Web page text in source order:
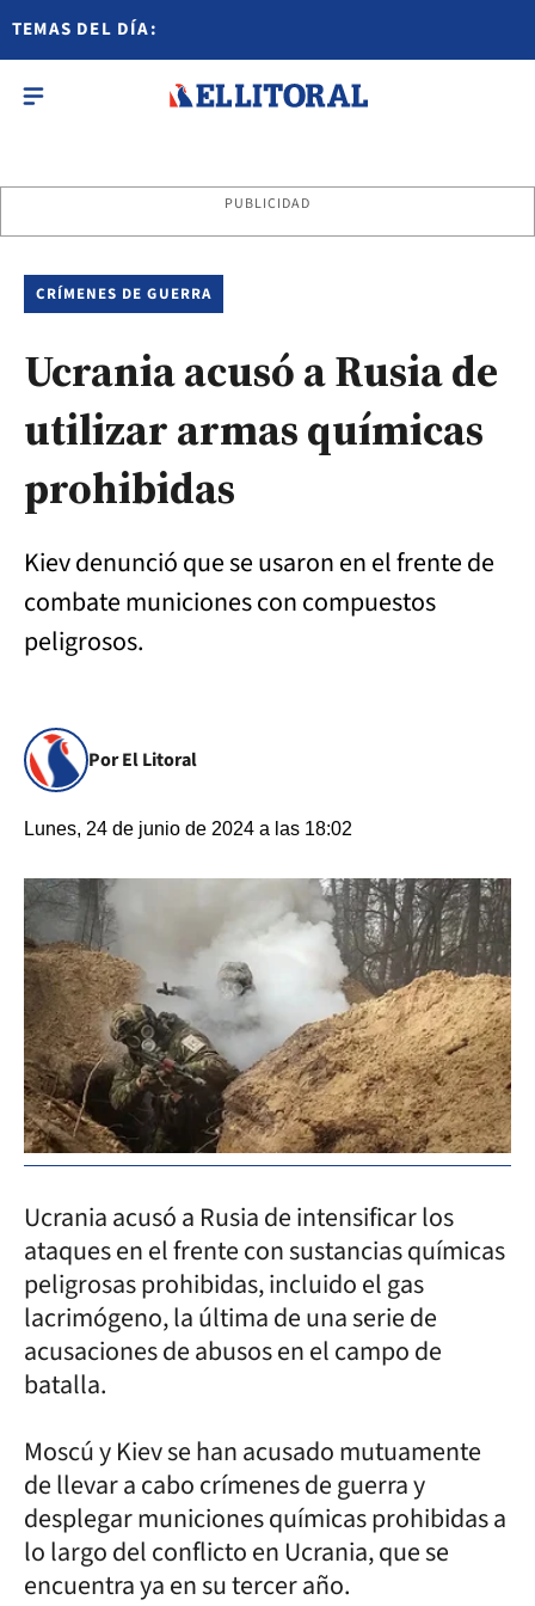
TEMAS DEL DÍA:
PUBLICIDAD
CRÍMENES DE GUERRA
Ucrania acusó a Rusia de
utilizar armas químicas
prohibidas
Kiev denunció que se usaron en el frente de
combate municiones con compuestos
peligrosos.
Por El Litoral
Lunes, 24 de junio de 2024 a las 18:02
Ucrania acusó a Rusia de intensificar los
ataques en el frente con sustancias químicas
peligrosas prohibidas, incluido el gas
lacrimógeno, la última de una serie de
acusaciones de abusos en el campo de
batalla.
Moscú y Kiev se han acusado mutuamente
de llevar a cabo crímenes de guerra y
desplegar municiones químicas prohibidas a
lo largo del conflicto en Ucrania, que se
encuentra ya en su tercer año.